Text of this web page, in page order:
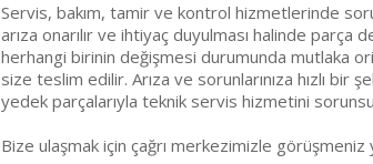
Servis, bakım, tamir ve kontrol hizmetlerinde
arıza onarılır ve ihtiyaç duyulması halinde parça
herhangi birinin değişmesi durumunda mutlaka
size teslim edilir. Arıza ve sorunlarınıza hızlı
yedek parçalarıyla teknik servis hizmetini
Bize ulaşmak için çağrı merkezimizle